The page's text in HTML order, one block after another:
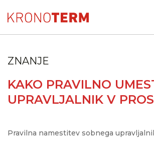
ZNANJE
KAKO PRAVILNO
UPRAVLJALNIK V
Pravilna namestitev sobnega